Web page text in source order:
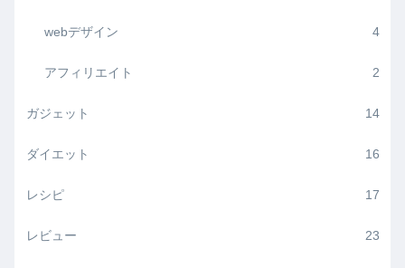
webデザイン 4
アフィリエイト 2
ガジェット 14
ダイエット 16
レシピ 17
レビュー 23